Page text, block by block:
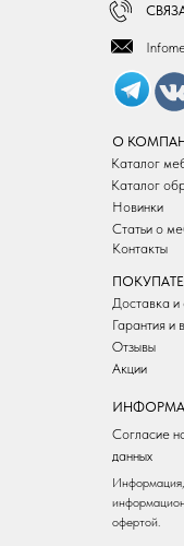
Согласие
данных
Гарантия и
Доставка и
Отзывы
Каталог
Каталог
Новинки
Статьи о
Акции
О
офертой.
Контакты